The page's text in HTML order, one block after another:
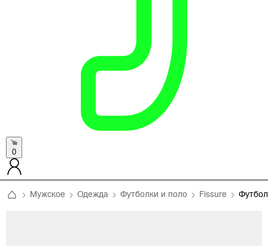
0
Мужское Одежда Футболки и поло Fissure